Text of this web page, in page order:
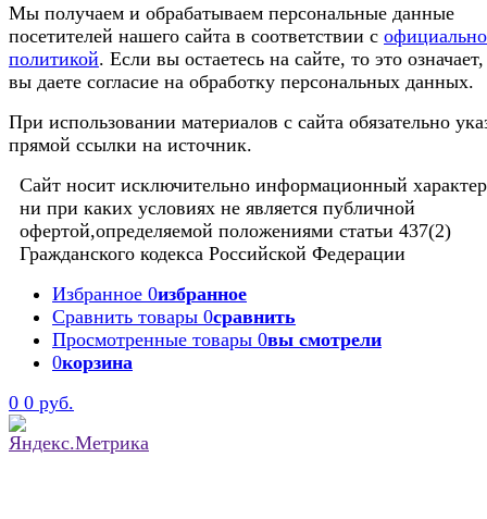
Мы получаем и обрабатываем персональные данные
посетителей нашего сайта в соответствии с
политикой. Если вы остаетесь на сайте, то это
вы даете согласие на обработку персональных данных.
При использовании материалов с сайта обязательно
прямой ссылки на источник.
Сайт носит исключительно информационный
ни при каких условиях не является публичной
офертой,определяемой положениями статьи 437(2)
Гражданского кодекса Российской Федерации
Избранное 0избранное
Сравнить товары 0сравнить
Просмотренные товары 0вы смотрели
0корзина
0 0 руб.